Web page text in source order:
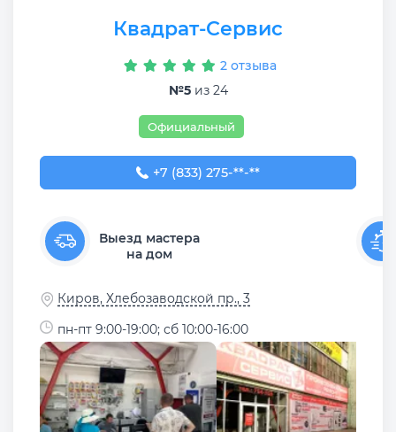
Квадрат-Сервис
2 отзыва
№5из 24
Официальный
+7 (833) 275-45-55
+7 (833) 275-**-**
Выезд мастера
на дом
Киров, Хлебозаводской пр., 3
пн-пт 9:00-19:00; сб 10:00-16:00